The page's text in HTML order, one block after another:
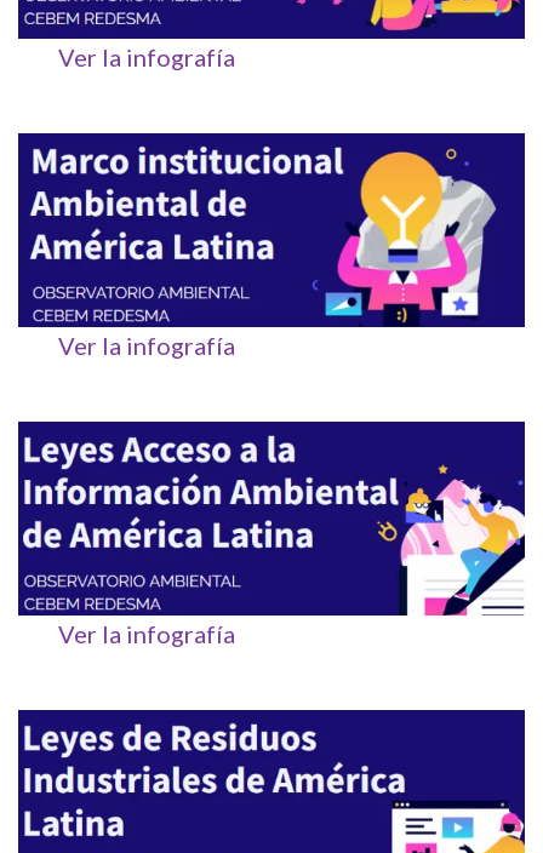
Ver la infografía
Ver la infografía
Ver la infografía